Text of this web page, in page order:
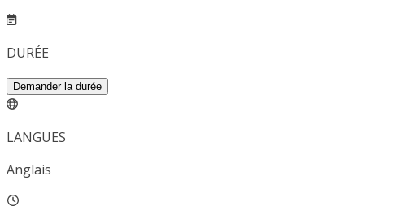
DURÉE
Demander la durée
LANGUES
Anglais